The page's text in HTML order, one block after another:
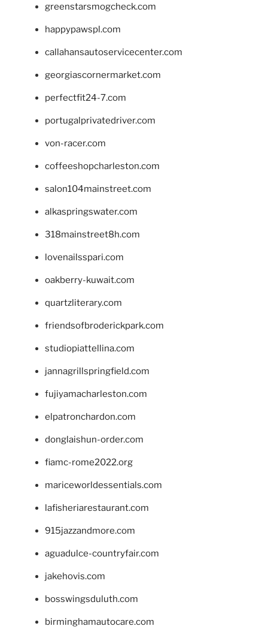
greenstarsmogcheck.com
happypawspl.com
callahansautoservicecenter.com
georgiascornermarket.com
perfectfit24-7.com
portugalprivatedriver.com
von-racer.com
coffeeshopcharleston.com
salon104mainstreet.com
alkaspringswater.com
318mainstreet8h.com
lovenailsspari.com
oakberry-kuwait.com
quartzliterary.com
friendsofbroderickpark.com
studiopiattellina.com
jannagrillspringfield.com
fujiyamacharleston.com
elpatronchardon.com
donglaishun-order.com
fiamc-rome2022.org
mariceworldessentials.com
lafisheriarestaurant.com
915jazzandmore.com
aguadulce-countryfair.com
jakehovis.com
bosswingsduluth.com
birminghamautocare.com